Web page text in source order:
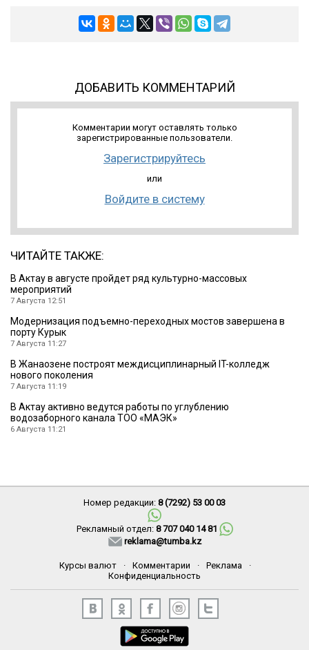
ДОБАВИТЬ КОММЕНТАРИЙ
Комментарии могут оставлять только
зарегистрированные пользователи.
Зарегистрируйтесь
или
Войдите в систему
ЧИТАЙТЕ ТАКЖЕ:
В Актау в августе пройдет ряд культурно-массовых
мероприятий
7 Августа 12:51
Модернизация подъемно-переходных мостов завершена в
порту Курык
7 Августа 11:27
В Жанаозене построят междисциплинарный IT-колледж
нового поколения
7 Августа 11:19
В Актау активно ведутся работы по углублению
водозаборного канала ТОО «МАЭК»
6 Августа 11:21
Номер редакции: 8 (7292) 53 00 03
Рекламный отдел: 8 707 040 14 81
reklama@tumba.kz
Курсы валют · Комментарии · Реклама
·
Конфиденциальность